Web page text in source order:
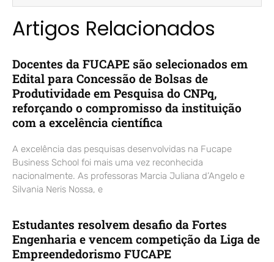
Artigos Relacionados
Docentes da FUCAPE são selecionados em
Edital para Concessão de Bolsas de
Produtividade em Pesquisa do CNPq,
reforçando o compromisso da instituição
com a excelência científica
A excelência das pesquisas desenvolvidas na Fucape
Business School foi mais uma vez reconhecida
nacionalmente. As professoras Marcia Juliana d’Angelo e
Silvania Neris Nossa, e
Estudantes resolvem desafio da Fortes
Engenharia e vencem competição da Liga de
Empreendedorismo FUCAPE